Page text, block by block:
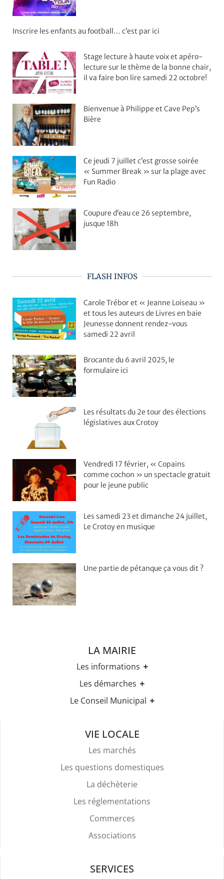
Inscrire les enfants au football… c’est par ici
Stage lecture à haute voix et apéro-
lecture sur le thème de la bonne chair,
il va faire bon lire samedi 22 octobre!
Bienvenue à Philippe et Cave Pep’s
Bière
Ce jeudi 7 juillet c’est grosse soirée
« Summer Break » sur la plage avec
Fun Radio
Coupure d’eau ce 26 septembre,
jusque 18h
FLASH INFOS
Carole Trébor et « Jeanne Loiseau »
et tous les auteurs de Livres en baie
Jeunesse donnent rendez-vous
samedi 22 avril
Brocante du 6 avril 2025, le
formulaire ici
Les résultats du 2e tour des élections
législatives aux Crotoy
Vendredi 17 février, « Copains
comme cochon » un spectacle gratuit
pour le jeune public
Les samedi 23 et dimanche 24 juillet,
Le Crotoy en musique
Une partie de pétanque ça vous dit ?
LA MAIRIE
Les informations
Les horaires
Les élections
Stationnement
Les démarches
Etat-civil
Recensement militaire
Mariage & Pacs
Livret de Famille
Légalisation de signature
Services Funéraires
Le Conseil Municipal
VIE LOCALE
Les marchés
Les questions domestiques
La déchèterie
Les réglementations
Commerces
Associations
SERVICES